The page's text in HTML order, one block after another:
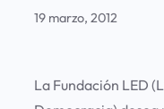
19 marzo, 2012
La Fundación LED